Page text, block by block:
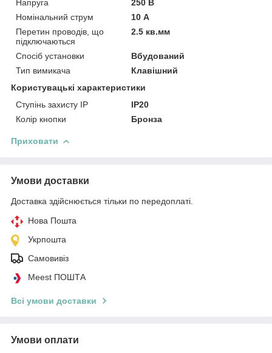
Напруга
250 В
Номінальний струм
10 А
Перетин проводів, що
підключаються
2.5 кв.мм
Спосіб установки
Вбудований
Тип вимикача
Клавішний
Користувацькі характеристики
Ступінь захисту IP
IP20
Колір кнопки
Бронза
Приховати
Умови доставки
Доставка здійснюється тільки по передоплаті.
Нова Пошта
Укрпошта
Самовивіз
Meest ПОШТА
Всі умови доставки
Умови оплати